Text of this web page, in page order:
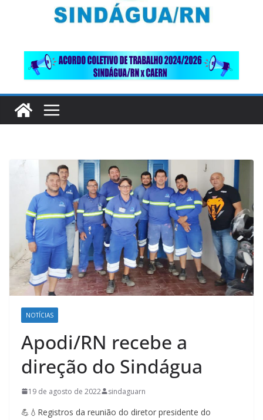
NOTÍCIAS
Apodi/RN recebe a
direção do Sindágua
19 de agosto de 2022 sindaguarn
💪💧Registros da reunião do diretor presidente do